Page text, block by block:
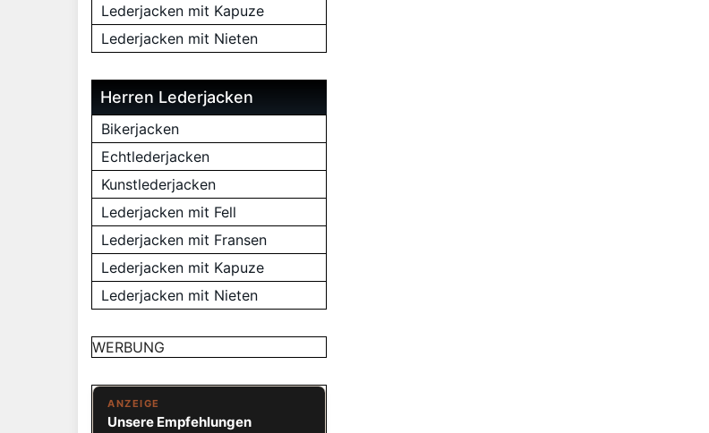
Lederjacken mit Kapuze
Lederjacken mit Nieten
Herren Lederjacken
Bikerjacken
Echtlederjacken
Kunstlederjacken
Lederjacken mit Fell
Lederjacken mit Fransen
Lederjacken mit Kapuze
Lederjacken mit Nieten
WERBUNG
ANZEIGE
Unsere Empfehlungen